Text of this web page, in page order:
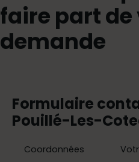
faire part de
demande
Formulaire
Pouillé-Les-
Coordonnées